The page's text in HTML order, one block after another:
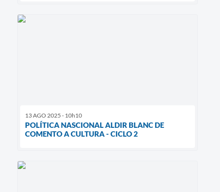
13 AGO 2025 - 10h10
POLÍTICA NASCIONAL ALDIR BLANC DE
COMENTO A CULTURA - CICLO 2